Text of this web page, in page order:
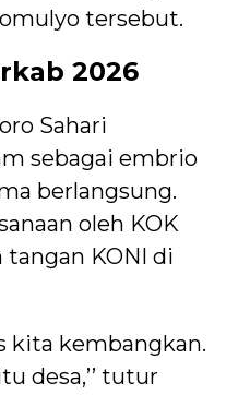
tersebut.
2026
Sahari
sebagai embrio
berlangsung.
oleh KOK
tangan KONI di
kita kembangkan.
desa,’’ tutur